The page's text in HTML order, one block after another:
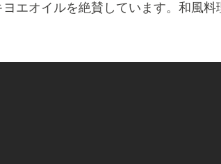
エオイルを絶賛しています。和風料